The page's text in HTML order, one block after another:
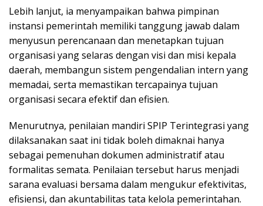
Lebih lanjut, ia menyampaikan bahwa pimpinan
instansi pemerintah memiliki tanggung jawab dalam
menyusun perencanaan dan menetapkan tujuan
organisasi yang selaras dengan visi dan misi kepala
daerah, membangun sistem pengendalian intern yang
memadai, serta memastikan tercapainya tujuan
organisasi secara efektif dan efisien.
Menurutnya, penilaian mandiri SPIP Terintegrasi yang
dilaksanakan saat ini tidak boleh dimaknai hanya
sebagai pemenuhan dokumen administratif atau
formalitas semata. Penilaian tersebut harus menjadi
sarana evaluasi bersama dalam mengukur efektivitas,
efisiensi, dan akuntabilitas tata kelola pemerintahan.